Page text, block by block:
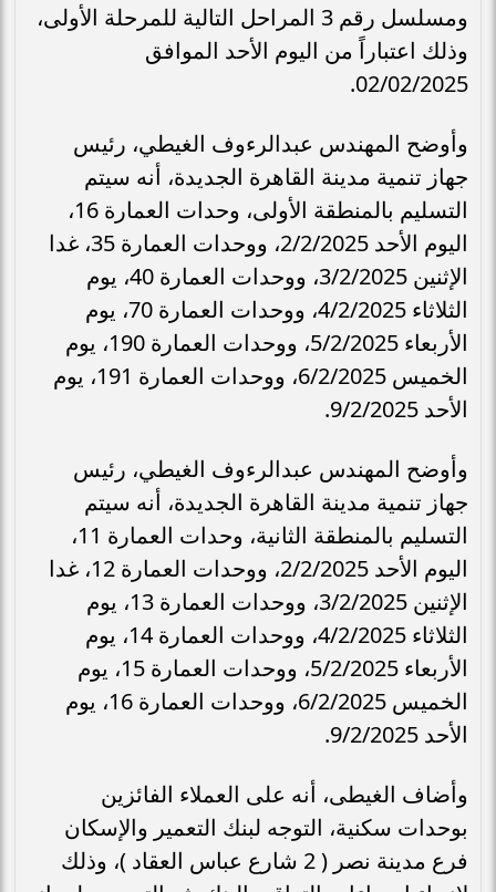
ومسلسل رقم 3 المراحل التالية للمرحلة الأولى،
وذلك اعتباراً من اليوم الأحد الموافق
02/02/2025.
وأوضح المهندس عبدالرءوف الغيطي، رئيس
جهاز تنمية مدينة القاهرة الجديدة، أنه سيتم
التسليم بالمنطقة الأولى، وحدات العمارة 16،
اليوم الأحد 2/2/2025، ووحدات العمارة 35، غدا
الإثنين 3/2/2025، ووحدات العمارة 40، يوم
الثلاثاء 4/2/2025، ووحدات العمارة 70، يوم
الأربعاء 5/2/2025، ووحدات العمارة 190، يوم
الخميس 6/2/2025، ووحدات العمارة 191، يوم
الأحد 9/2/2025.
وأوضح المهندس عبدالرءوف الغيطي، رئيس
جهاز تنمية مدينة القاهرة الجديدة، أنه سيتم
التسليم بالمنطقة الثانية، وحدات العمارة 11،
اليوم الأحد 2/2/2025، ووحدات العمارة 12، غدا
الإثنين 3/2/2025، ووحدات العمارة 13، يوم
الثلاثاء 4/2/2025، ووحدات العمارة 14، يوم
الأربعاء 5/2/2025، ووحدات العمارة 15، يوم
الخميس 6/2/2025، ووحدات العمارة 16، يوم
الأحد 9/2/2025.
وأضاف الغيطى، أنه على العملاء الفائزين
بوحدات سكنية، التوجه لبنك التعمير والإسكان
فرع مدينة نصر ( 2 شارع عباس العقاد )، وذلك